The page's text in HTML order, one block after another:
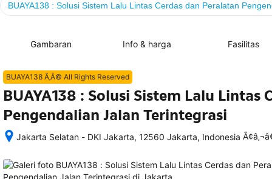
BUAYA138 : Solusi Sistem Lalu Lintas Cerdas dan Peralatan
Gambaran Info & harga Fasilitas
BUAYA138 Ã‚Â© All Rights Reserved
BUAYA138 : Solusi Sistem Lalu Lintas
Pengendalian Jalan Terintegrasi
Jakarta Selatan - DKI Jakarta, 12560 Jakarta, Indonesia
memesan,
semua